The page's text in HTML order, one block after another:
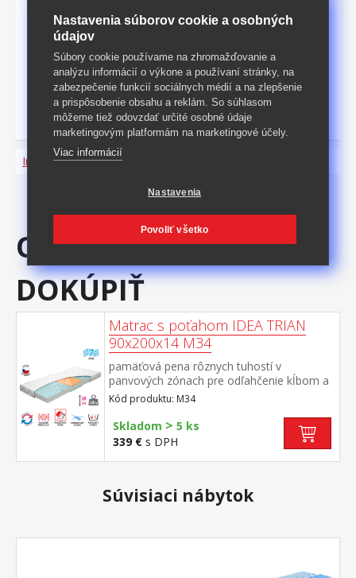
Rozmery [cm]
Balené
vo fólii (rozmery, š/v/d:
88 × 6 × 198 cm)
Hmotnost
11kg
Informácie o produkte a bezpečnosti
ODPORÚČAME
DOKÚPIŤ
Matrac s poťahom IDEA TRIAN
90x200x14 M34
pamäťová pena rôznych tuhostí v
panvových zónach pre odľahčenie kĺbom a
celému pohybovému aparátu 7-zónová
anatomická masážna profilácia prináša
veľmi jemnú masáž v priebehu spánku
matrac s Visco penou a systémom
rozdielnej tuhosti strán vhodný pre všetky
typy roštov poťah snímateľný a prateľný do
Kód produktu: M34
Skladom > 5 ks
339 € s DPH
Súvisiaci nábytok
Nastavenia súborov cookie a osobných
údajov
Súbory cookie používame na zhromažďovanie a
analýzu informácií o výkone a používaní stránky, na
zabezpečenie funkcií sociálnych médií a na zlepšenie
a prispôsobenie obsahu a reklám. So súhlasom
môžeme tiež odovzdať určité osobné údaje
marketingovým platformám na marketingové účely.
Viac informácií
Nastavenia
Povoliť všetko